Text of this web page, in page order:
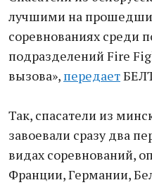
лучшими на
соревнованиях среди
подразделений Fire
вызова», передает
Так, спасатели из
завоевали сразу два
видах соревнований,
Франции, Германии,